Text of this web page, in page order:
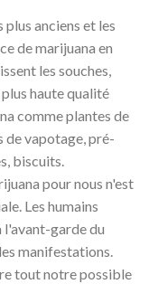
anciens et les
de marijuana en
les souches,
haute qualité
comme plantes de
de vapotage, pré-
biscuits.
pour nous n'est
Les humains
garde du
manifestations.
tout notre possible